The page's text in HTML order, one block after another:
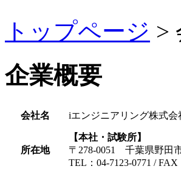
トップページ >
企業概要
会社名 iエンジニアリング株式会
所在地
【本社・試験所】
〒278-0051 千葉県野田
TEL：04-7123-0771 / FAX